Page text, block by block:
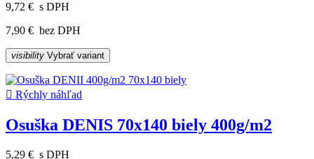
9,72 € s DPH
7,90 € bez DPH
visibility Vybrať variant
 Rýchly náhľad
Osuška DENIS 70x140 biely 400g/m2
5,29 € s DPH